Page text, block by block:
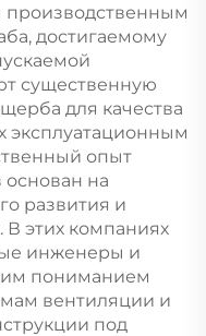
достигаемому
существенную
для качества
эксплуатационным
опыт
основан на
развития и
В этих компаниях
инженеры и
пониманием
вентиляции и
под